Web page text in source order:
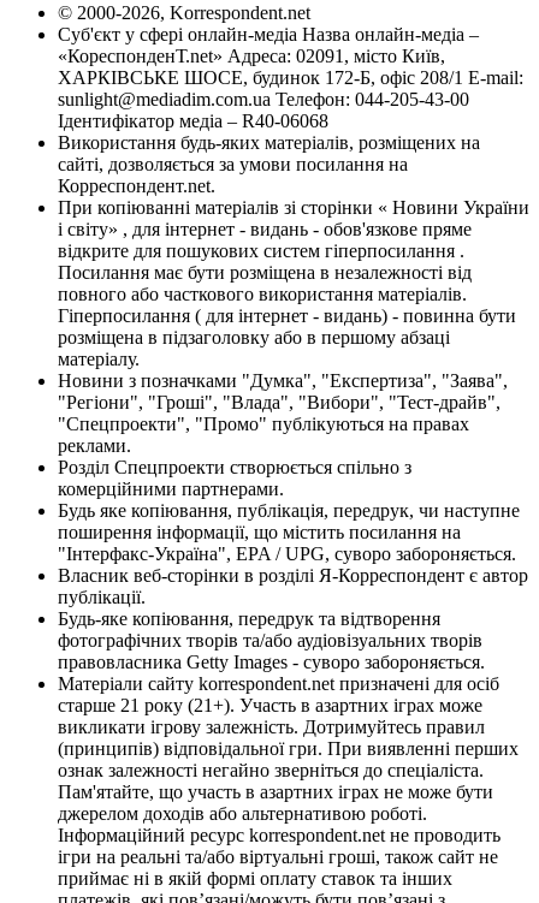
© 2000-2026, Korrespondent.net
Суб'єкт у сфері онлайн-медіа Назва онлайн-медіа –
«КореспонденТ.net» Адреса: 02091, місто Київ,
ХАРКІВСЬКЕ ШОСЕ, будинок 172-Б, офіс 208/1 E-mail:
sunlight@mediadim.com.ua Телефон: 044-205-43-00
Ідентифікатор медіа – R40-06068
Використання будь-яких матеріалів, розміщених на
сайті, дозволяється за умови посилання на
Корреспондент.net.
При копіюванні матеріалів зі сторінки « Новини України
і світу» , для інтернет - видань - обов'язкове пряме
відкрите для пошукових систем гіперпосилання .
Посилання має бути розміщена в незалежності від
повного або часткового використання матеріалів.
Гіперпосилання ( для інтернет - видань) - повинна бути
розміщена в підзаголовку або в першому абзаці
матеріалу.
Новини з позначками "Думка", "Експертиза", "Заява",
"Регіони", "Гроші", "Влада", "Вибори", "Тест-драйв",
"Спецпроекти", "Промо" публікуються на правах
реклами.
Розділ Спецпроекти створюється спільно з
комерційними партнерами.
Будь яке копіювання, публікація, передрук, чи наступне
поширення інформації, що містить посилання на
"Інтерфакс-Україна", EPA / UPG, суворо забороняється.
Власник веб-сторінки в розділі Я-Корреспондент є автор
публікації.
Будь-яке копіювання, передрук та відтворення
фотографічних творів та/або аудіовізуальних творів
правовласника Getty Images - суворо забороняється.
Матеріали сайту korrespondent.net призначені для осіб
старше 21 року (21+). Участь в азартних іграх може
викликати ігрову залежність. Дотримуйтесь правил
(принципів) відповідальної гри. При виявленні перших
ознак залежності негайно зверніться до спеціаліста.
Пам'ятайте, що участь в азартних іграх не може бути
джерелом доходів або альтернативою роботі.
Інформаційний ресурс korrespondent.net не проводить
ігри на реальні та/або віртуальні гроші, також сайт не
приймає ні в якій формі оплату ставок та інших